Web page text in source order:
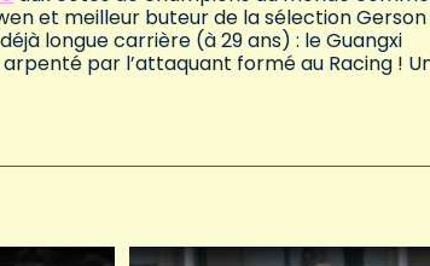
et meilleur buteur de la sélection Gerson
longue carrière (à 29 ans) : le Guangxi
par l’attaquant formé au Racing !